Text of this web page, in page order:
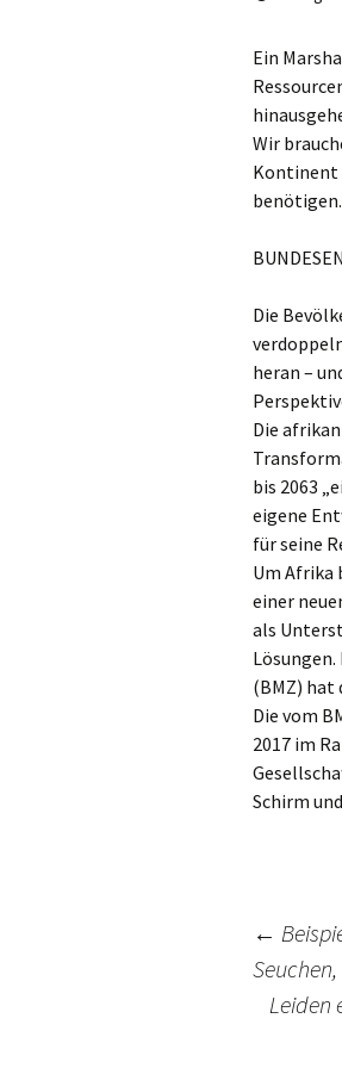
Ein
Wir
Kontinent
benötigen.
Die
heran –
Die
bis 2063
eigene
für seine
Um Afrika
einer
als
(BMZ) hat
Die vom
2017 im
Schirm
←
Leiden